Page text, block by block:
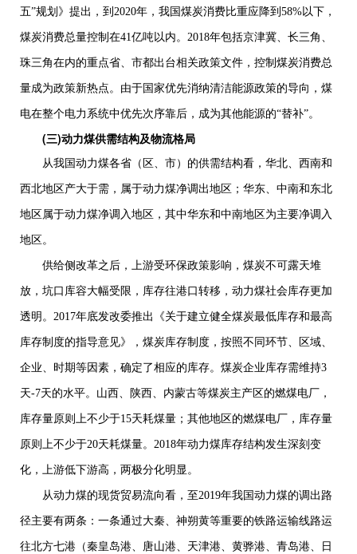
五”规划》提出，到 2020年，我国煤炭消费比重应降到 58%以下，
煤炭消费总量控制在41 亿吨以内。 2018年包括京津冀、长三角、
珠三角在内的重点省、市都出台相关政策文件，控制煤炭消费总
量成为政策新热点。由于国家优先消纳清洁能源政策的导向，煤
电在整个电力系统中优先次序靠后，成为其他能源的“替补”。
(三)动力煤供需结构及物流格局
从我国动力煤各省（区、市）的供需结构看，华北、西南和
西北地区产大于需，属于动力煤净调出地区；华东、中南和东北
地区属于动力煤净调入地区，其中华东和中南地区为主要净调入
地区。
供给侧改革之后，上游受环保政策影响，煤炭不可露天堆
放，坑口库容大幅受限，库存往港口转移，动力煤社会库存更加
透明。 2017年底发改委推出《关于建立健全煤炭最低库存和最高
库存制度的指导意见》，煤炭库存制度，按照不同环节、区域、
企业、时期等因素，确定了相应的库存。煤炭企业库存需维持3
天-7天的水平。山西、陕西、内蒙古等煤炭主产区的燃煤电厂，
库存量原则上不少于15天耗煤量；其他地区的燃煤电厂，库存量
原则上不少于20天耗煤量。 2018年动力煤库存结构发生深刻变
化，上游低下游高，两极分化明显。
从动力煤的现货贸易流向看，至 2019年我国动力煤的调出路
径主要有两条：一条通过大秦、神朔黄等重要的铁路运输线路运
往北方七港（秦皇岛港、唐山港、天津港、黄骅港、青岛港、日